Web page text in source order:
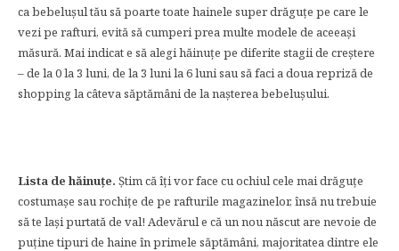
ca bebelușul tău să poarte toate hainele super drăguțe pe care le
vezi pe rafturi, evită să cumperi prea multe modele de aceeași
măsură. Mai indicat e să alegi hăinuțe pe diferite stagii de creștere
– de la 0 la 3 luni, de la 3 luni la 6 luni sau să faci a doua repriză de
shopping la câteva săptămâni de la nașterea bebelușului.
Lista de hăinuțe. Știm că îți vor face cu ochiul cele mai drăguțe
costumașe sau rochițe de pe rafturile magazinelor, însă nu trebuie
să te lași purtată de val! Adevărul e că un nou născut are nevoie de
puține tipuri de haine în primele săptămâni, majoritatea dintre ele